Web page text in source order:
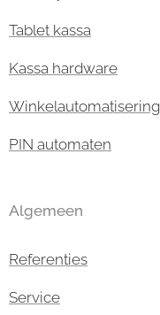
Tablet kassa
Kassa hardware
Winkelautomatisering
PIN automaten
Algemeen
Referenties
Service